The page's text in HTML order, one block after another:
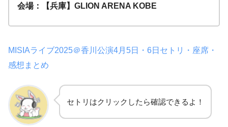
会場：【兵庫】GLION ARENA KOBE
MISIAライブ2025＠香川公演4月5日・6日セトリ・座席・
感想まとめ
セトリはクリックしたら確認できるよ！